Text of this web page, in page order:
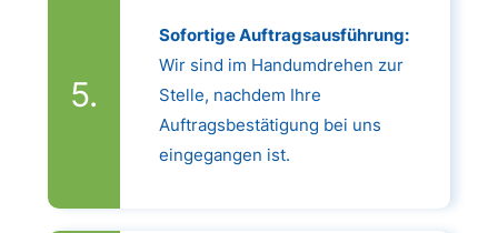
Sofortige Auftragsausführung:
Wir sind im Handumdrehen zur
Stelle, nachdem Ihre
Auftragsbestätigung bei uns
eingegangen ist.